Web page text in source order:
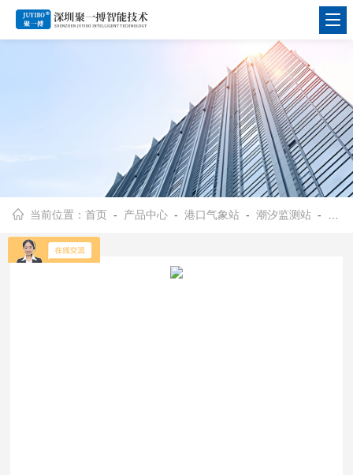
当前位置：首页 - 产品中心 -港口气象站 -潮汐监测站 - JYB-CX港口码头自动化潮汐气象环境监测预警系统